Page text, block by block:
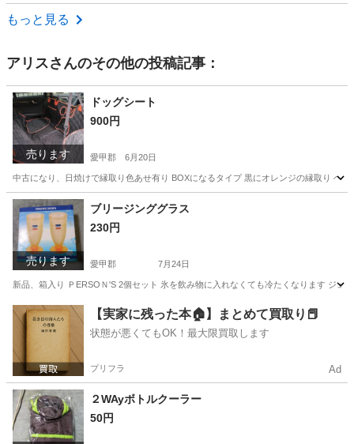
神奈川 小田原市
もっと見る
アリスさんのその他の投稿記事：
売ります
ドッグシート
900円
愛甲郡 6月20日
中古になり、日焼けで縁取り色あせ有り BOXになるタイプ 黒にオレンジの縁取り ヘ
神奈川 愛甲郡 その他 シート
売ります
ブリージンググラス
230円
愛甲郡 7月24日
新品、箱入り ＰERSOＮ'S 2個セット 氷を飲み物に入れなくても冷たくなります ジュ
神奈川 愛甲郡 食器
【実家に残った本🏠】まとめて買取り📕
状態が悪くてもOK！最大限買取します
プリフラ Ad
２WAyボトルクーラー
50円